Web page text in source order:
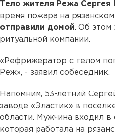
Тело жителя Режа Сергея
время пожара на
отправили домой. Об этом
ритуальной компании.
«Рефрижератор с телом
Реж», - заявил собеседник.
Напомним, 53-летний
заводе «Эластик» в
области. Мужчина входил в
которая работала на